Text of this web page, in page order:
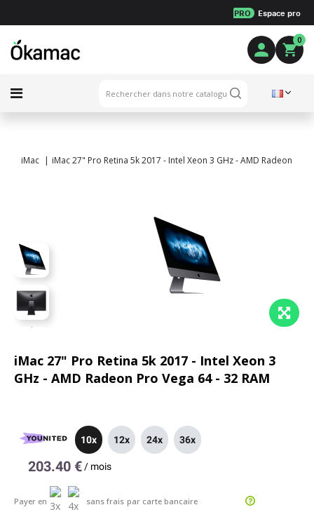
PRO Espace pro
0
iMac iMac 27" Pro Retina 5k 2017 - Intel Xeon 3 GHz - AMD Radeon Pro
iMac 27" Pro Retina 5k 2017 - Intel Xeon 3
GHz - AMD Radeon Pro Vega 64 - 32 RAM
10x 12x 24x 36x
203.40 € / mois
Payer en sans frais par carte bancaire